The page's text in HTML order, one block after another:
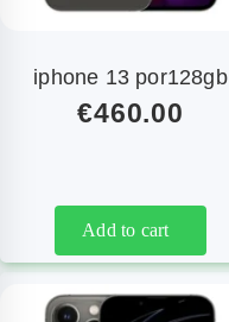
iphone 13 por128gb
€460.00
Add to cart